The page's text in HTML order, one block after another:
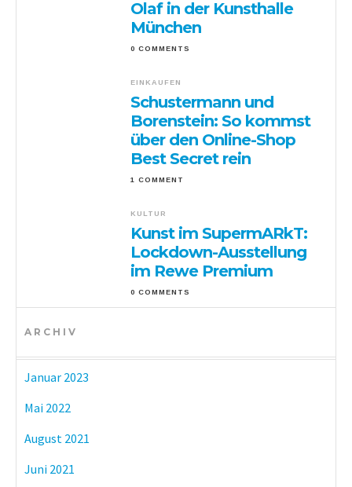
Olaf in der Kunsthalle
München
0 COMMENTS
EINKAUFEN
Schustermann und
Borenstein: So kommst
über den Online-Shop
Best Secret rein
1 COMMENT
KULTUR
Kunst im SupermARkT:
Lockdown-Ausstellung
im Rewe Premium
0 COMMENTS
ARCHIV
Januar 2023
Mai 2022
August 2021
Juni 2021